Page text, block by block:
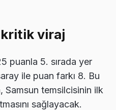
viraj
puanla 5. sırada yer
ile puan farkı 8. Bu
Samsun temsilcisinin ilk
sağlayacak.